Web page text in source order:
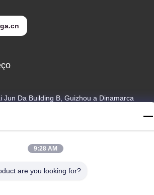
Jun Da Building B, Guizhou a Dinamarca
Shunde, Foshan, Guangdong, China
9:28 AM
are you looking for?